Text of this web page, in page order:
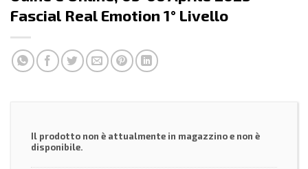
Fascial Real Emotion 1° Livello
Il prodotto non è attualmente in magazzino e non è
disponibile.